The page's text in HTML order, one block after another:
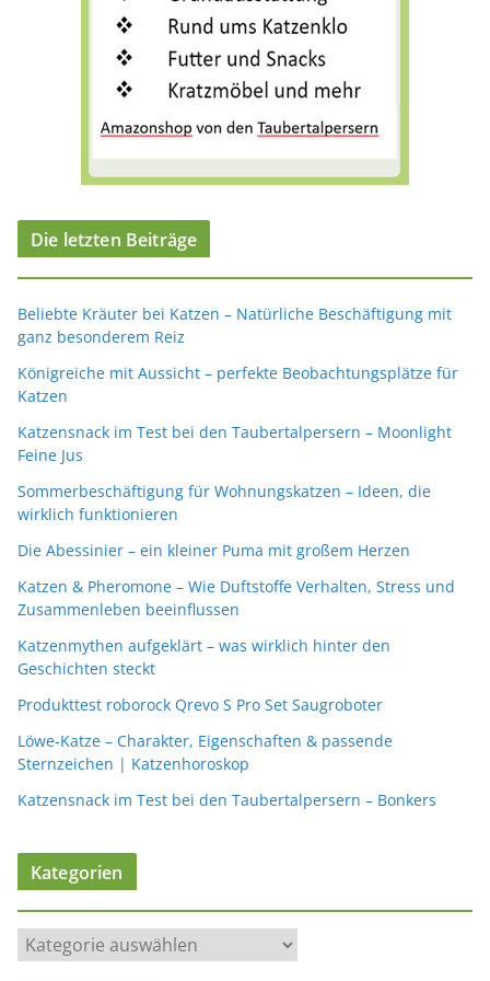
Die letzten Beiträge
Beliebte Kräuter bei Katzen – Natürliche Beschäftigung mit
ganz besonderem Reiz
Königreiche mit Aussicht – perfekte Beobachtungsplätze für
Katzen
Katzensnack im Test bei den Taubertalpersern – Moonlight
Feine Jus
Sommerbeschäftigung für Wohnungskatzen – Ideen, die
wirklich funktionieren
Die Abessinier – ein kleiner Puma mit großem Herzen
Katzen & Pheromone – Wie Duftstoffe Verhalten, Stress und
Zusammenleben beeinflussen
Katzenmythen aufgeklärt – was wirklich hinter den
Geschichten steckt
Produkttest roborock Qrevo S Pro Set Saugroboter
Löwe-Katze – Charakter, Eigenschaften & passende
Sternzeichen | Katzenhoroskop
Katzensnack im Test bei den Taubertalpersern – Bonkers
Kategorien
a